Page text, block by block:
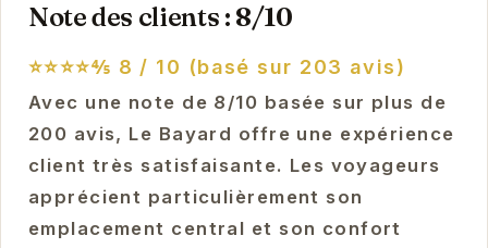
Note des clients : 8/10
⭐⭐⭐⭐⅘ 8 / 10 (basé sur 203 avis)
Avec une note de 8/10 basée sur plus de
200 avis, Le Bayard offre une expérience
client très satisfaisante. Les voyageurs
apprécient particulièrement son
emplacement central et son confort